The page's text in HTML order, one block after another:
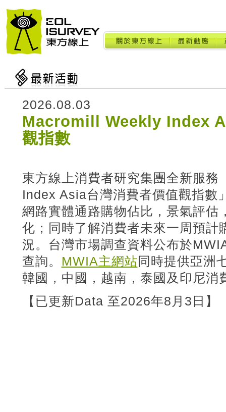
2026.08.03
Macromill Weekly Index
觀指數
東方線上消費者研究集團全新服
Index Asia台灣消費者價值觀指數
網路實體通路購物佔比，景氣評估
化；同時了解消費者未來一周預計
況。台灣市場調查資料公布於
查詢。 MWIA主網站同時提供亞洲
韓國，中國，越南，泰國及印尼消
【已更新Data 至2026年8月3日】